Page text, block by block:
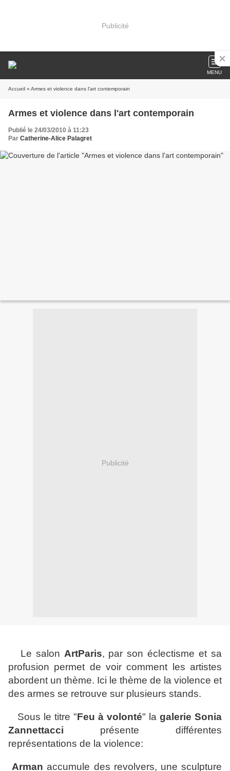
Publicité
MENU
Accueil » Armes et violence dans l'art contemporain
Armes et violence dans l'art contemporain
Publié le 24/03/2010 à 11:23
Par Catherine-Alice Palagret
Publicité
Le salon ArtParis, par son éclectisme et sa
profusion permet de voir comment les artistes
abordent un thème. Ici le thème de la violence et
des armes se retrouve sur plusieurs stands.
Sous le titre "Feu à volonté" la galerie Sonia
Zannettacci présente différentes
représentations de la violence:
Arman accumule des revolvers, une sculpture